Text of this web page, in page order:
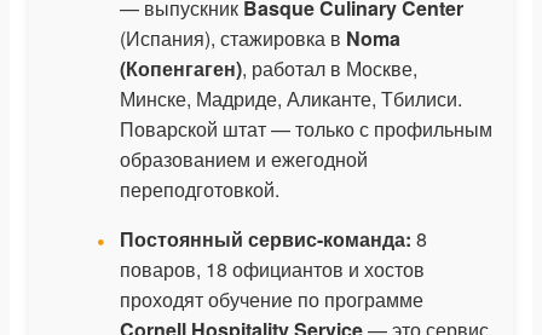
— выпускник Basque Culinary Center
(Испания), стажировка в Noma
(Копенгаген), работал в Москве,
Минске, Мадриде, Аликанте, Тбилиси.
Поварской штат — только с профильным
образованием и ежегодной
переподготовкой.
Постоянный сервис-команда: 8
поваров, 18 официантов и хостов
проходят обучение по программе
Cornell Hospitality Service— это сервис